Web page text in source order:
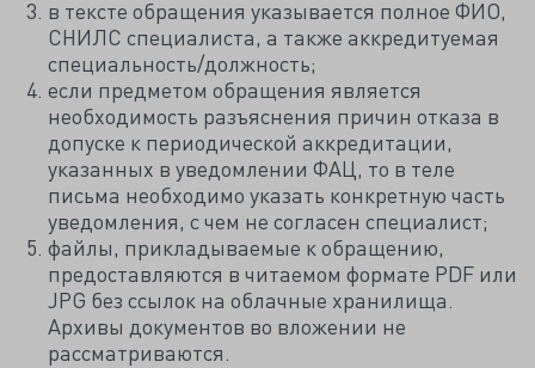
в тексте обращения указывается полное ФИО,
СНИЛС специалиста, а также аккредитуемая
специальность/должность;
если предметом обращения является
необходимость разъяснения причин отказа в
допуске к периодической аккредитации,
указанных в уведомлении ФАЦ, то в теле
письма необходимо указать конкретную часть
уведомления, с чем не согласен специалист;
файлы, прикладываемые к обращению,
предоставляются в читаемом формате PDF или
JPG без ссылок на облачные хранилища.
Архивы документов во вложении не
рассматриваются.